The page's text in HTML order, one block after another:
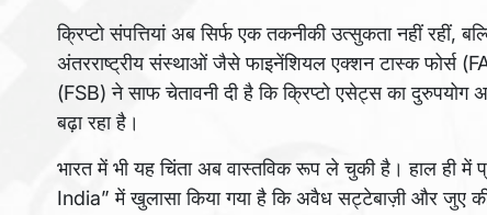
क्रिप्टो संपत्तियां अब सिर्फ एक तकनीकी उत्सुकता नहीं रहीं,
अंतरराष्ट्रीय संस्थाओं जैसे फाइनेंशियल एक्शन टास्क फोर्स
(FSB) ने साफ चेतावनी दी है कि क्रिप्टो एसेट्स का दुरुपयोग
बढ़ा रहा है।
भारत में भी यह चिंता अब वास्तविक रूप ले चुकी है। हाल ही
India” में खुलासा किया गया है कि अवैध सट्टेबाज़ी और जुए